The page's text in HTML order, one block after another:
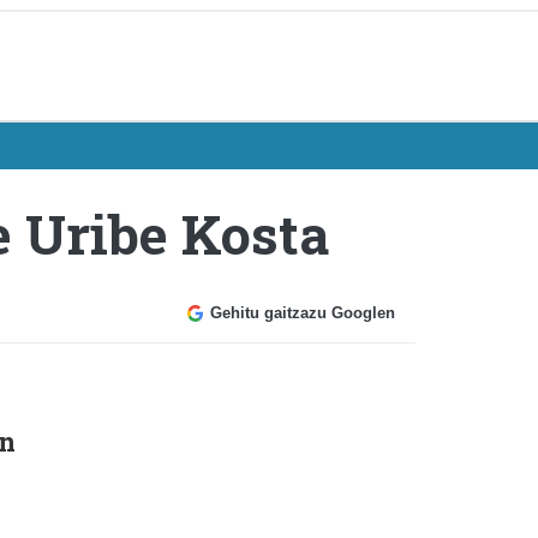
Kosta
Gehitu gaitzazu Googlen